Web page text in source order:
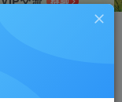
研究探讨更多创业项目路子。